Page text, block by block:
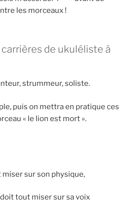
les morceaux !
de ukuléliste à
strummeur, soliste.
puis on mettra en pratique ces
« le lion est mort ».
sur son physique,
tout miser sur sa voix